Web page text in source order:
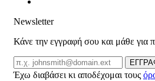
Newsletter
Κάνε την εγγραφή σου και μάθε για
Email
Έχω διαβάσει κι αποδέχομαι τους